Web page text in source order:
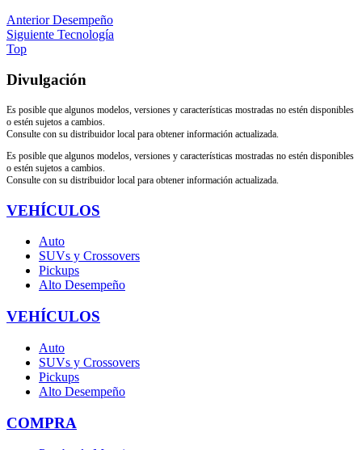
Anterior Desempeño
Siguiente Tecnología
Top
Divulgación
Es posible que algunos modelos, versiones y características mostradas no estén disponibles
o estén sujetos a cambios.
Consulte con su distribuidor local para obtener información actualizada.
Es posible que algunos modelos, versiones y características mostradas no estén disponibles
o estén sujetos a cambios.
Consulte con su distribuidor local para obtener información actualizada.
VEHÍCULOS
Auto
SUVs y Crossovers
Pickups
Alto Desempeño
VEHÍCULOS
Auto
SUVs y Crossovers
Pickups
Alto Desempeño
COMPRA